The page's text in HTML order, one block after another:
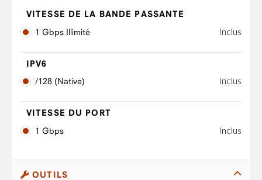
VITESSE DE LA BANDE PASSANTE
1 Gbps Illimité
Inclus
IPV6
/128 (Native)
Inclus
VITESSE DU PORT
1 Gbps
Inclus
OUTILS